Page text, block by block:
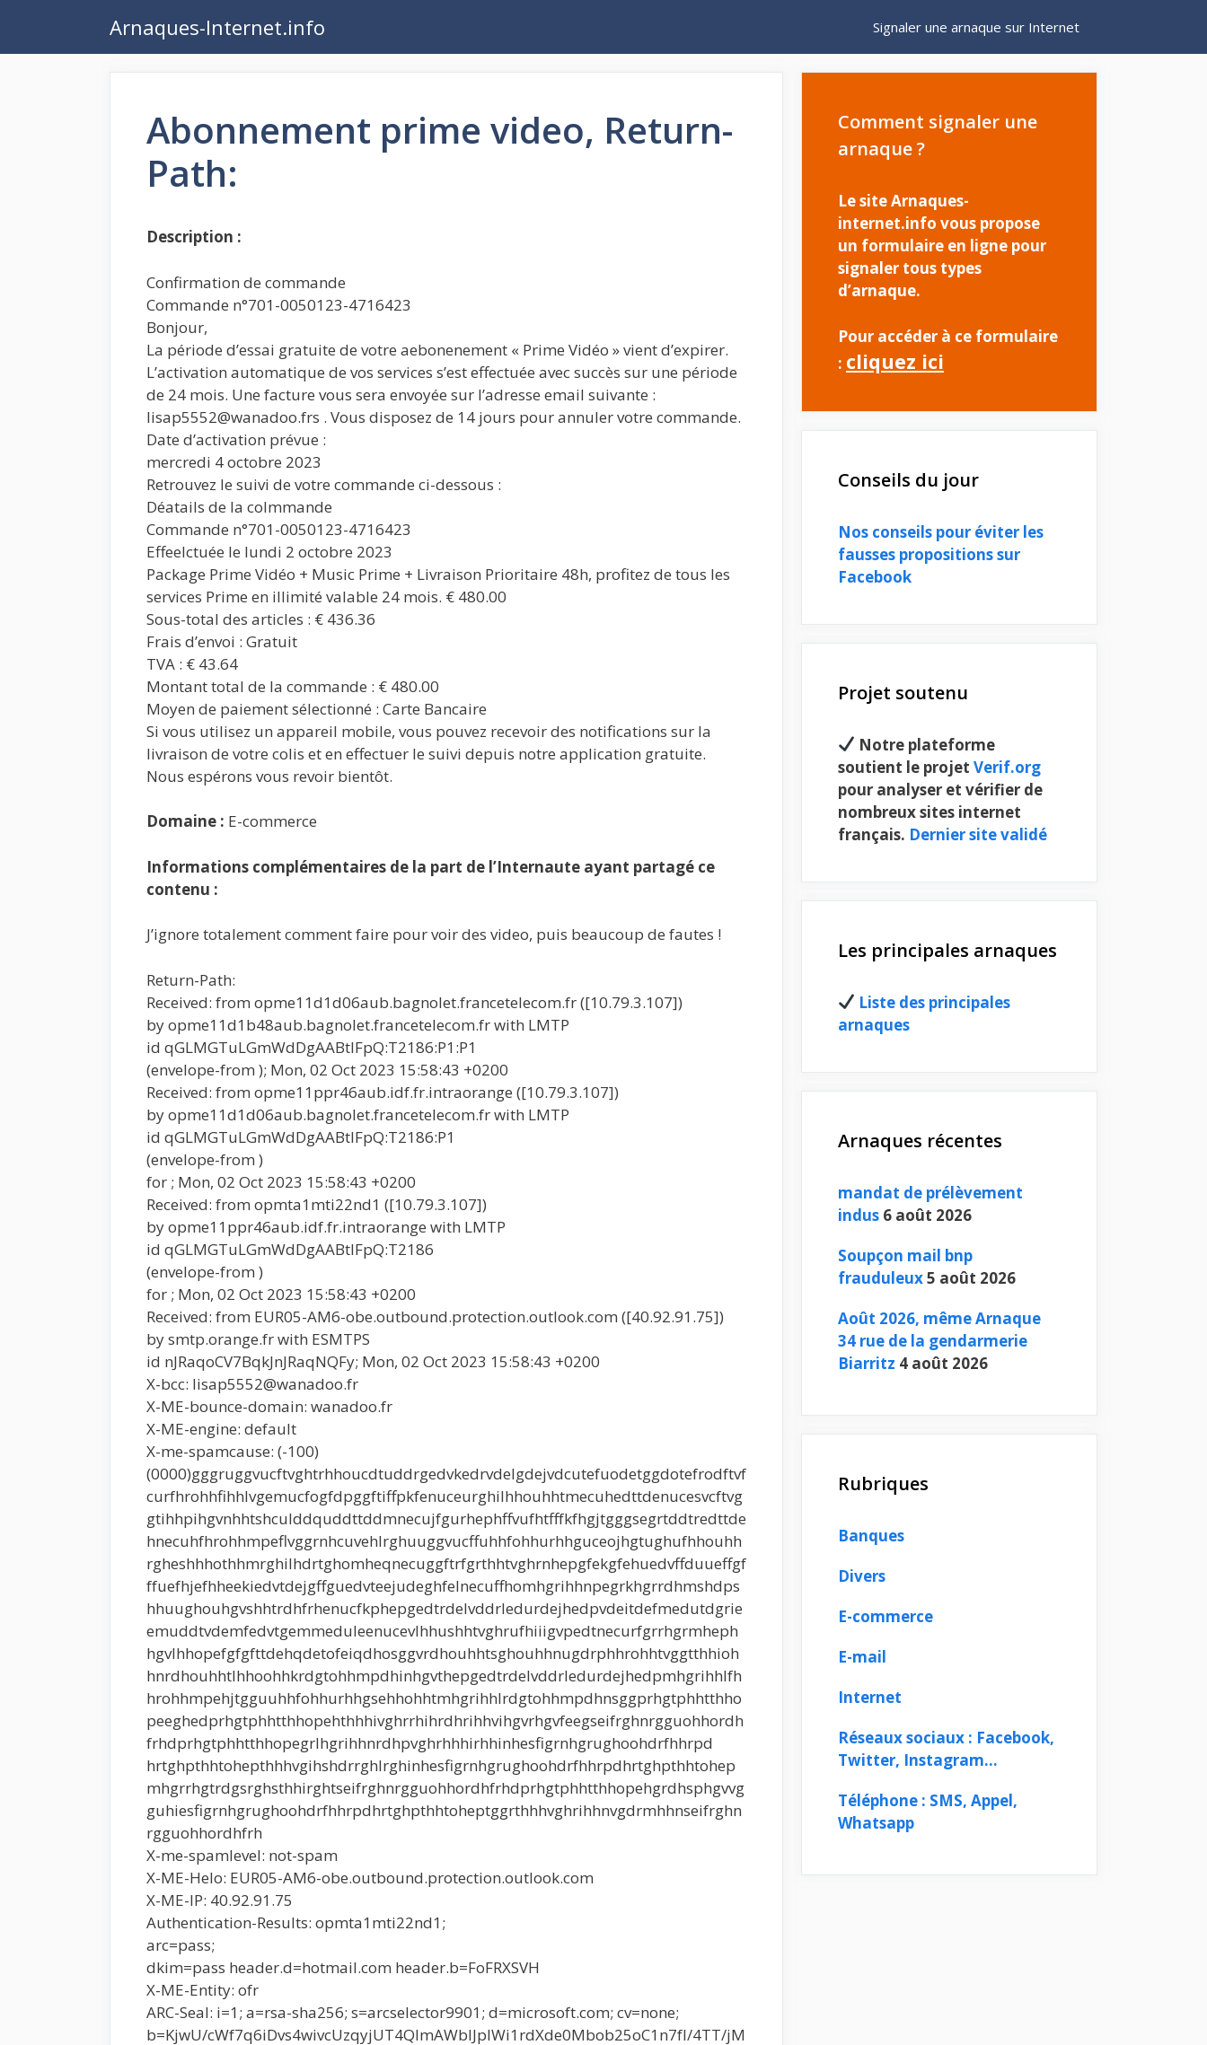
contenu
Arnaques-Internet.info Signaler une arnaque sur Internet
Abonnement prime video, Return-
Path:
Description :
Confirmation de commande
Commande n°701-0050123-4716423
Bonjour,
La période d’essai gratuite de votre aebonenement « Prime Vidéo » vient d’expirer.
L’activation automatique de vos services s’est effectuée avec succès sur une période
de 24 mois. Une facture vous sera envoyée sur l’adresse email suivante :
lisap5552@wanadoo.frs . Vous disposez de 14 jours pour annuler votre commande.
Date d’activation prévue :
mercredi 4 octobre 2023
Retrouvez le suivi de votre commande ci-dessous :
Déatails de la colmmande
Commande n°701-0050123-4716423
Effeelctuée le lundi 2 octobre 2023
Package Prime Vidéo + Music Prime + Livraison Prioritaire 48h, profitez de tous les
services Prime en illimité valable 24 mois. € 480.00
Sous-total des articles : € 436.36
Frais d’envoi : Gratuit
TVA : € 43.64
Montant total de la commande : € 480.00
Moyen de paiement sélectionné : Carte Bancaire
Si vous utilisez un appareil mobile, vous pouvez recevoir des notifications sur la
livraison de votre colis et en effectuer le suivi depuis notre application gratuite.
Nous espérons vous revoir bientôt.
Domaine : E-commerce
Informations complémentaires de la part de l’Internaute ayant partagé ce
contenu :
J’ignore totalement comment faire pour voir des video, puis beaucoup de fautes !
Return-Path:
Received: from opme11d1d06aub.bagnolet.francetelecom.fr ([10.79.3.107])
by opme11d1b48aub.bagnolet.francetelecom.fr with LMTP
id qGLMGTuLGmWdDgAABtIFpQ:T2186:P1:P1
(envelope-from ); Mon, 02 Oct 2023 15:58:43 +0200
Received: from opme11ppr46aub.idf.fr.intraorange ([10.79.3.107])
by opme11d1d06aub.bagnolet.francetelecom.fr with LMTP
id qGLMGTuLGmWdDgAABtIFpQ:T2186:P1
(envelope-from )
for ; Mon, 02 Oct 2023 15:58:43 +0200
Received: from opmta1mti22nd1 ([10.79.3.107])
by opme11ppr46aub.idf.fr.intraorange with LMTP
id qGLMGTuLGmWdDgAABtIFpQ:T2186
(envelope-from )
for ; Mon, 02 Oct 2023 15:58:43 +0200
Received: from EUR05-AM6-obe.outbound.protection.outlook.com ([40.92.91.75])
by smtp.orange.fr with ESMTPS
id nJRaqoCV7BqkJnJRaqNQFy; Mon, 02 Oct 2023 15:58:43 +0200
X-bcc: lisap5552@wanadoo.fr
X-ME-bounce-domain: wanadoo.fr
X-ME-engine: default
X-me-spamcause: (-100)
(0000)gggruggvucftvghtrhhoucdtuddrgedvkedrvdelgdejvdcutefuodetggdotefrodftvf
curfhrohhfihhlvgemucfogfdpggftiffpkfenuceurghilhhouhhtmecuhedttdenucesvcftvg
gtihhpihgvnhhtshculddquddttddmnecujfgurhephffvufhtfffkfhgjtgggsegrtddtredttde
hnecuhfhrohhmpeflvggrnhcuvehlrghuuggvucffuhhfohhurhhguceojhgtughufhhouhh
rgheshhhothhmrghilhdrtghomheqnecuggftrfgrthhtvghrnhepgfekgfehuedvffduueffgf
ffuefhjefhheekiedvtdejgffguedvteejudeghfelnecuffhomhgrihhnpegrkhgrrdhmshdps
hhuughouhgvshhtrdhfrhenucfkphepgedtrdelvddrledurdejhedpvdeitdefmedutdgrie
emuddtvdemfedvtgemmeduleenucevlhhushhtvghrufhiiigvpedtnecurfgrrhgrmheph
hgvlhhopefgfgfttdehqdetofeiqdhosggvrdhouhhtsghouhhnugdrphhrohhtvggtthhioh
hnrdhouhhtlhhoohhkrdgtohhmpdhinhgvthepgedtrdelvddrledurdejhedpmhgrihhlfh
hrohhmpehjtgguuhhfohhurhhgsehhohhtmhgrihhlrdgtohhmpdhnsggprhgtphhtthho
peeghedprhgtphhtthhopehthhhivghrrhihrdhrihhvihgvrhgvfeegseifrghnrgguohhordh
frhdprhgtphhtthhopegrlhgrihhnrdhpvghrhhhirhhinhesfigrnhgrughoohdrfhhrpd
hrtghpthhtohepthhhvgihshdrrghlrghinhesfigrnhgrughoohdrfhhrpdhrtghpthhtohep
mhgrrhgtrdgsrghsthhirghtseifrghnrgguohhordhfrhdprhgtphhtthhopehgrdhsphgvvg
guhiesfigrnhgrughoohdrfhhrpdhrtghpthhtoheptggrthhhvghrihhnvgdrmhhnseifrghn
rgguohhordhfrh
X-me-spamlevel: not-spam
X-ME-Helo: EUR05-AM6-obe.outbound.protection.outlook.com
X-ME-IP: 40.92.91.75
Authentication-Results: opmta1mti22nd1;
arc=pass;
dkim=pass header.d=hotmail.com header.b=FoFRXSVH
X-ME-Entity: ofr
ARC-Seal: i=1; a=rsa-sha256; s=arcselector9901; d=microsoft.com; cv=none;
b=KjwU/cWf7q6iDvs4wivcUzqyjUT4QlmAWbIJplWi1rdXde0Mbob25oC1n7fI/4TT/jM
Comment signaler une
arnaque ?
Le site Arnaques-
internet.info vous propose
un formulaire en ligne pour
signaler tous types
d’arnaque.
Pour accéder à ce formulaire
: cliquez ici
Conseils du jour
Nos conseils pour éviter les
fausses propositions sur
Facebook
Projet soutenu
Notre plateforme
soutient le projet Verif.org
pour analyser et vérifier de
nombreux sites internet
français. Dernier site validé
Les principales arnaques
Liste des principales
arnaques
Arnaques récentes
mandat de prélèvement
indus 6 août 2026
Soupçon mail bnp
frauduleux5 août 2026
Août 2026, même Arnaque
34 rue de la gendarmerie
Biarritz 4 août 2026
Rubriques
Banques
Divers
E-commerce
E-mail
Internet
Réseaux sociaux : Facebook,
Twitter, Instagram…
Téléphone : SMS, Appel,
Whatsapp